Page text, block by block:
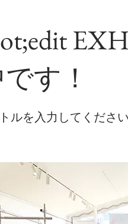
す！
ルを入力してくださ